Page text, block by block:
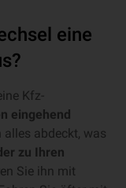
eine
Kfz-
eingehend
abdeckt, was
zu Ihren
Sie ihn mit